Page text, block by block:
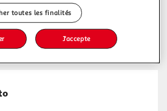
toutes les finalités
J'accepte